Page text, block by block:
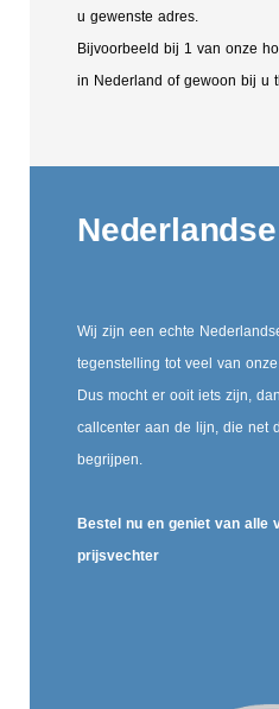
u gewenste adres.
Bijvoorbeeld bij 1 van onze
in Nederland of gewoon bij u
Wij zijn een echte
tegenstelling tot veel van
Dus mocht er ooit iets zijn,
callcenter aan de lijn, die net
begrijpen.
Bestel nu en geniet van alle
prijsvechter